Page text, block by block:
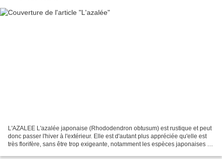
L'AZALEE L'azalée japonaise (Rhododendron obtusum) est rustique et peut
donc passer l'hiver à l'extérieur. Elle est d'autant plus appréciée qu'elle est
très florifère, sans être trop exigeante, notamment les espèces japonaises à